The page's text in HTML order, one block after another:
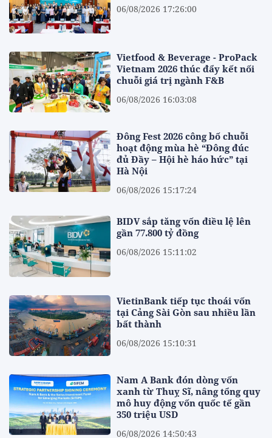
06/08/2026 17:26:00
Vietfood & Beverage - ProPack
Vietnam 2026 thúc đẩy kết nối
chuỗi giá trị ngành F&B
06/08/2026 16:03:08
Đông Fest 2026 công bố chuỗi
hoạt động mùa hè “Đông đúc
đủ Đầy – Hội hè háo hức” tại
Hà Nội
06/08/2026 15:17:24
BIDV sắp tăng vốn điều lệ lên
gần 77.800 tỷ đồng
06/08/2026 15:11:02
VietinBank tiếp tục thoái vốn
tại Cảng Sài Gòn sau nhiều lần
bất thành
06/08/2026 15:10:31
Nam A Bank đón dòng vốn
xanh từ Thuỵ Sĩ, nâng tổng quy
mô huy động vốn quốc tế gần
350 triệu USD
06/08/2026 14:50:43